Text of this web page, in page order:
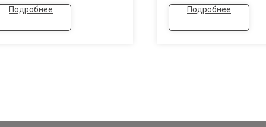
Подробнее Подробнее